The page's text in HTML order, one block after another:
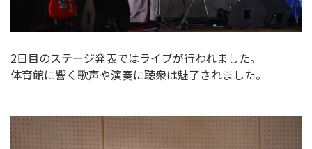
2日目のステージ発表ではライブが行われました。
体育館に響く歌声や演奏に聴衆は魅了されました。